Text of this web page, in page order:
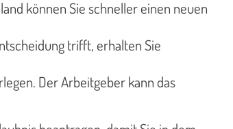
können Sie schneller einen neuen
trifft, erhalten Sie
Der Arbeitgeber kann das